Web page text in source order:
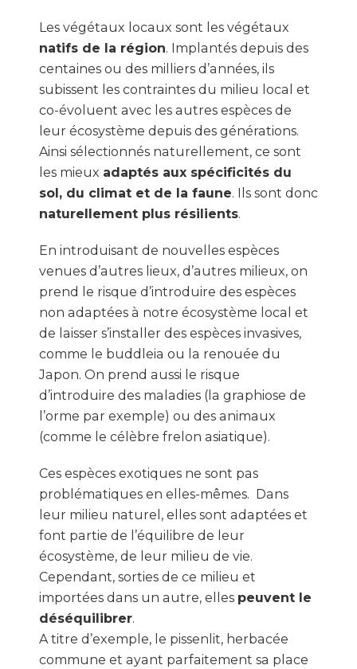
Les végétaux locaux sont les végétaux
natifs de la région. Implantés depuis des
centaines ou des milliers d’années, ils
subissent les contraintes du milieu local et
co-évoluent avec les autres espèces de
leur écosystème depuis des générations.
Ainsi sélectionnés naturellement, ce sont
les mieux adaptés aux spécificités du
sol, du climat et de la faune. Ils sont donc
naturellement plus résilients.
En introduisant de nouvelles espèces
venues d’autres lieux, d’autres milieux, on
prend le risque d’introduire des espèces
non adaptées à notre écosystème local et
de laisser s’installer des espèces invasives,
comme le buddleia ou la renouée du
Japon. On prend aussi le risque
d’introduire des maladies (la graphiose de
l’orme par exemple) ou des animaux
(comme le célèbre frelon asiatique).
Ces espèces exotiques ne sont pas
problématiques en elles-mêmes. Dans
leur milieu naturel, elles sont adaptées et
font partie de l’équilibre de leur
écosystème, de leur milieu de vie.
Cependant, sorties de ce milieu et
importées dans un autre, elles peuvent le
déséquilibrer.
A titre d’exemple, le pissenlit, herbacée
commune et ayant parfaitement sa place